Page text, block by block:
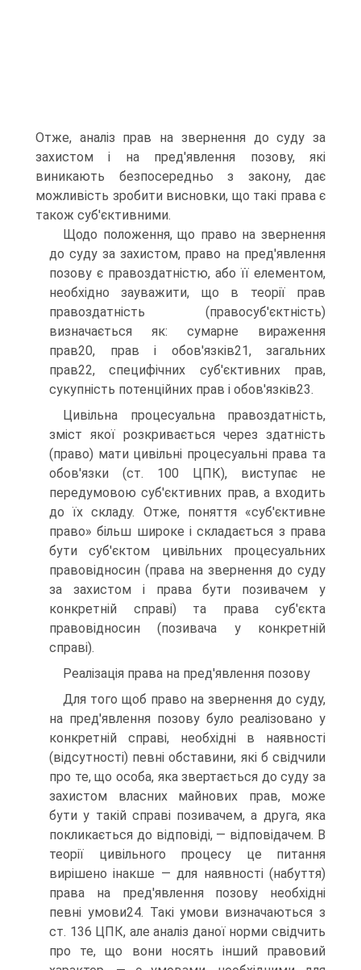
Отже, аналіз прав на звернення до суду за
захистом і на пред'явлення позову, які
виникають безпосередньо з закону, дає
можливість зробити висновки, що такі права є
також суб'єктивними.
Щодо положення, що право на звернення
до суду за захистом, право на пред'явлення
позову є правоздатністю, або її елементом,
необхідно зауважити, що в теорії прав
правоздатність (правосуб'єктність)
визначається як: сумарне вираження
прав20, прав і обов'язків21, загальних
прав22, специфічних суб'єктивних прав,
сукупність потенційних прав і обов'язків23.
Цивільна процесуальна правоздатність,
зміст якої розкривається через здатність
(право) мати цивільні процесуальні права та
обов'язки (ст. 100 ЦПК), виступає не
передумовою суб'єктивних прав, а входить
до їх складу. Отже, поняття «суб'єктивне
право» більш широке і складається з права
бути суб'єктом цивільних процесуальних
правовідносин (права на звернення до суду
за захистом і права бути позивачем у
конкретній справі) та права суб'єкта
правовідносин (позивача у конкретній
справі).
Реалізація права на пред'явлення позову
Для того щоб право на звернення до суду,
на пред'явлення позову було реалізовано у
конкретній справі, необхідні в наявності
(відсутності) певні обставини, які б свідчили
про те, що особа, яка звертається до суду за
захистом власних майнових прав, може
бути у такій справі позивачем, а друга, яка
покликається до відповіді, — відповідачем. В
теорії цивільного процесу це питання
вирішено інакше — для наявності (набуття)
права на пред'явлення позову необхідні
певні умови24. Такі умови визначаються з
ст. 136 ЦПК, але аналіз даної норми свідчить
про те, що вони носять інший правовий